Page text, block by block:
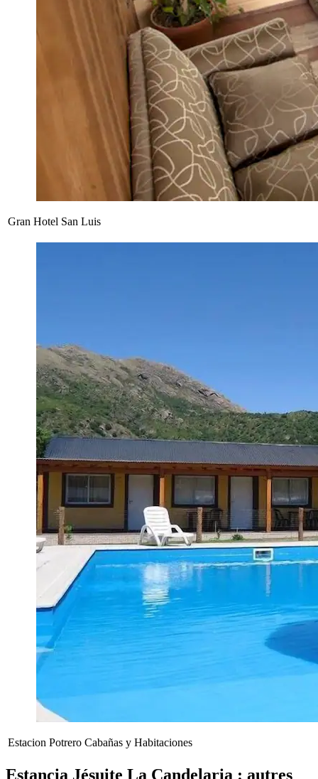
Gran Hotel San Luis
Estacion Potrero Cabañas y Habitaciones
Estancia Jésuite La Candelaria : autres